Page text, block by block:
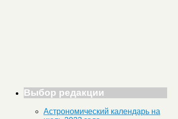
Выбор редакции
Астрономический календарь на